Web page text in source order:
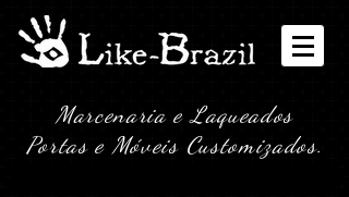
Marcenaria e Laqueados
Portas e Móveis Customizados.